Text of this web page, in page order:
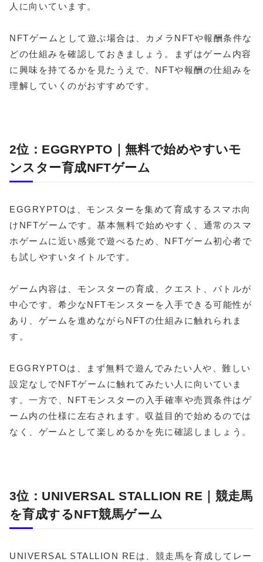
人に向いています。
NFTゲームとして遊ぶ場合は、カメラNFTや報酬条件な
どの仕組みを確認しておきましょう。まずはゲーム内容
に興味を持てるかを見たうえで、NFTや報酬の仕組みを
理解していくのがおすすめです。
2位：EGGRYPTO｜無料で始めやすいモ
ンスター育成NFTゲーム
EGGRYPTOは、モンスターを集めて育成するスマホ向
けNFTゲームです。基本無料で始めやすく、通常のスマ
ホゲームに近い感覚で遊べるため、NFTゲーム初心者で
も試しやすいタイトルです。
ゲーム内容は、モンスターの育成、クエスト、バトルが
中心です。希少なNFTモンスターを入手できる可能性が
あり、ゲームを進めながらNFTの仕組みに触れられま
す。
EGGRYPTOは、まず無料で遊んでみたい人や、難しい
設定なしでNFTゲームに触れてみたい人に向いていま
す。一方で、NFTモンスターの入手確率や売買条件はゲ
ーム内の仕様に左右されます。収益目的で始めるのでは
なく、ゲームとして楽しめるかを先に確認しましょう。
3位：UNIVERSAL STALLION RE｜競走馬
を育成するNFT競馬ゲーム
UNIVERSAL STALLION REは、競走馬を育成してレー